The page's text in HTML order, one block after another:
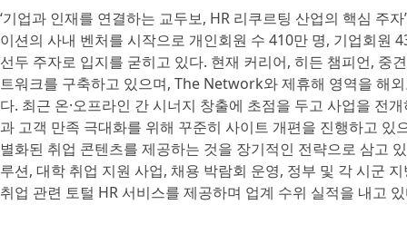
‘기업과 인재를 연결하는 교두보, HR 리쿠르팅 산업의 핵심 주
이션의 사내 벤처를 시작으로 개인회원 수 410만 명, 기업회원
선두 주자로 입지를 굳히고 있다. 현재 커리어, 히든 챔피언, 중
트워크를 구축하고 있으며, The Network와 제휴해 영역을 해
다. 최근 온·오프라인 간 시너지 창출에 초점을 두고 사업을 전
과 고객 만족 극대화를 위해 꾸준히 사이트 개편을 진행하고 있
별화된 취업 콘텐츠를 제공하는 것을 장기적인 전략으로 삼고
루션, 대학 취업 지원 사업, 채용 박람회 운영, 정부 및 각 시군
취업 관련 토털 HR 서비스를 제공하며 업계 수위 실적을 내고